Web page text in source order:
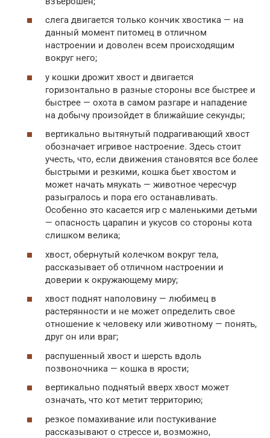
слега двигается только кончик хвостика — на
данный момент питомец в отличном
настроении и доволен всем происходящим
вокруг него;
у кошки дрожит хвост и двигается
горизонтально в разные стороны все быстрее и
быстрее — охота в самом разгаре и нападение
на добычу произойдет в ближайшие секунды;
вертикально вытянутый подрагивающий хвост
обозначает игривое настроение. Здесь стоит
учесть, что, если движения становятся все более
быстрыми и резкими, кошка бьет хвостом и
может начать мяукать — животное чересчур
разыгралось и пора его останавливать.
Особенно это касается игр с маленькими детьми
— опасность царапин и укусов со стороны кота
слишком велика;
хвост, обернутый колечком вокруг тела,
рассказывает об отличном настроении и
доверии к окружающему миру;
хвост поднят наполовину — любимец в
растерянности и не может определить свое
отношение к человеку или животному — понять,
друг он или враг;
распушенный хвост и шерсть вдоль
позвоночника — кошка в ярости;
вертикально поднятый вверх хвост может
означать, что кот метит территорию;
резкое помахивание или постукивание
рассказывают о стрессе и, возможно,